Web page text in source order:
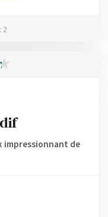
2
impressionnant de